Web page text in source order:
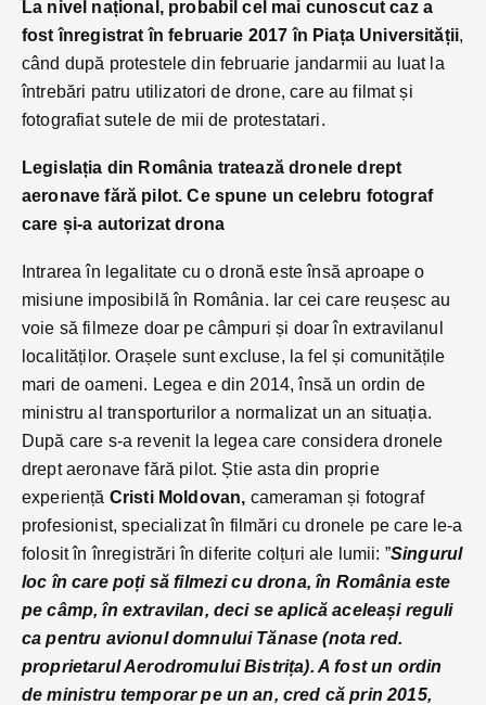
La nivel național, probabil cel mai cunoscut caz a
fost înregistrat în februarie 2017 în Piața Universității,
când după protestele din februarie jandarmii au luat la
întrebări patru utilizatori de drone, care au filmat și
fotografiat sutele de mii de protestatari.
Legislația din România tratează dronele drept
aeronave fără pilot. Ce spune un celebru fotograf
care și-a autorizat drona
Intrarea în legalitate cu o dronă este însă aproape o
misiune imposibilă în România. Iar cei care reușesc au
voie să filmeze doar pe câmpuri și doar în extravilanul
localităților. Orașele sunt excluse, la fel și comunitățile
mari de oameni. Legea e din 2014, însă un ordin de
ministru al transporturilor a normalizat un an situația.
După care s-a revenit la legea care considera dronele
drept aeronave fără pilot. Știe asta din proprie
experiență Cristi Moldovan, cameraman și fotograf
profesionist, specializat în filmări cu dronele pe care le-a
folosit în înregistrări în diferite colțuri ale lumii: ”Singurul
loc în care poți să filmezi cu drona, în România este
pe câmp, în extravilan, deci se aplică aceleași reguli
ca pentru avionul domnului Tănase (nota red.
proprietarul Aerodromului Bistrița). A fost un ordin
de ministru temporar pe un an, cred că prin 2015,